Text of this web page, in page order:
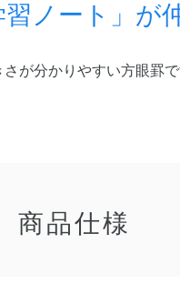
ノート」が
が分かりやすい方眼罫
商品仕様